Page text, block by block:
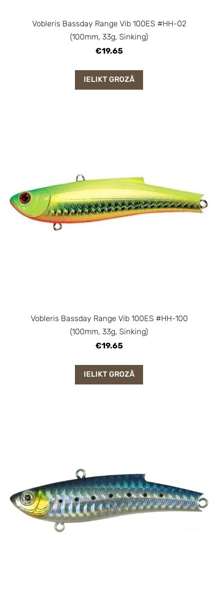
Vobleris Bassday Range Vib 100ES #HH-02
(100mm, 33g, Sinking)
€19.65
IELIKT GROZĀ
Vobleris Bassday Range Vib 100ES #HH-100
(100mm, 33g, Sinking)
€19.65
IELIKT GROZĀ